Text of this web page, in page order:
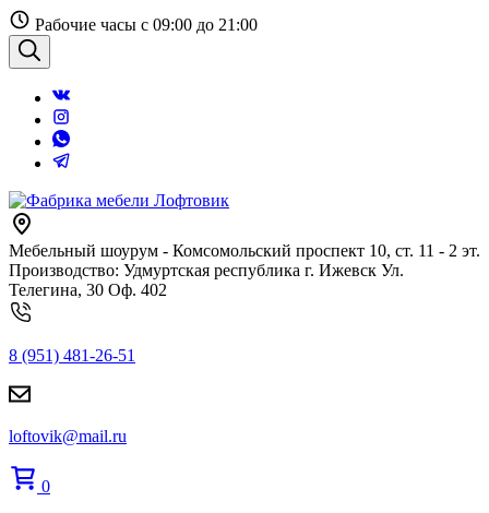
Перейти
к
содержанию
Рабочие часы с 09:00 до 21:00
Поиск
Мебельный шоурум - Комсомольский проспект 10, ст. 11 - 2 эт.
Производство: Удмуртская республика г. Ижевск Ул.
Телегина, 30 Оф. 402
8 (951) 481-26-51
loftovik@mail.ru
0